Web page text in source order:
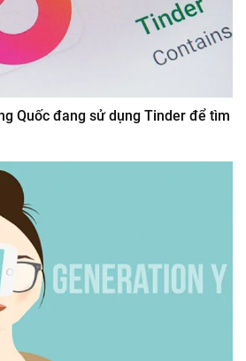
Quốc đang sử dụng Tinder để tìm